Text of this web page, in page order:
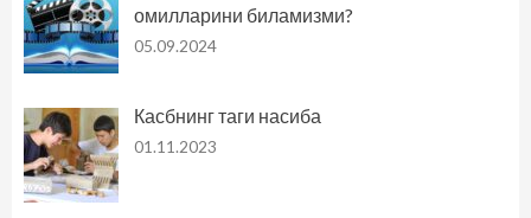
омилларини биламизми?
05.09.2024
Касбнинг таги насиба
01.11.2023